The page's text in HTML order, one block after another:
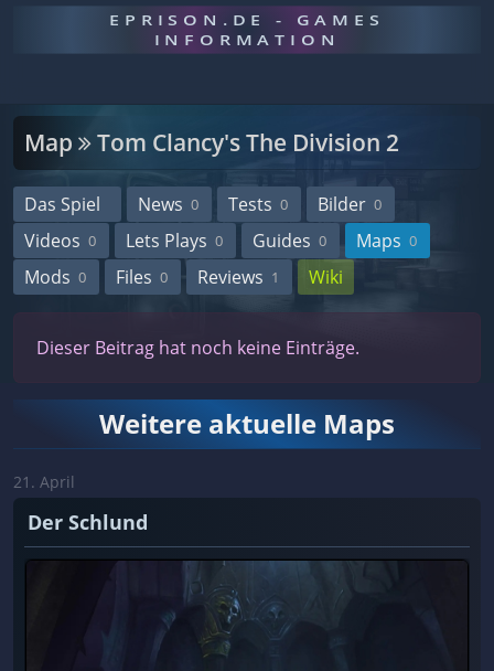
EPRISON.DE - GAMES
INFORMATION
Map Tom Clancy's The Division 2
Das Spiel News 0 Tests 0 Bilder 0
Videos 0 Lets Plays 0 Guides 0 Maps 0
Mods 0 Files 0 Reviews 1 Wiki
Dieser Beitrag hat noch keine Einträge.
Weitere aktuelle Maps
21. April
Der Schlund